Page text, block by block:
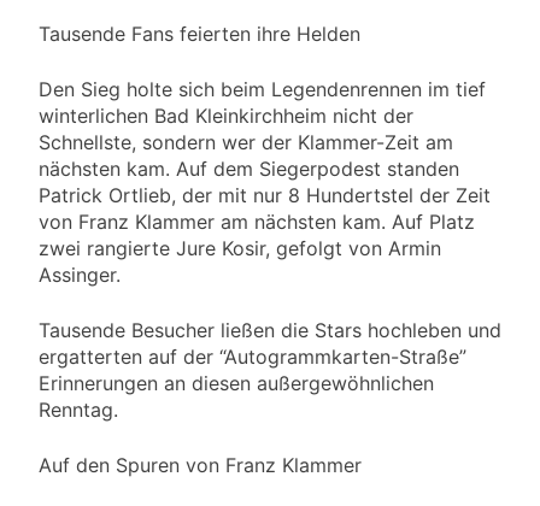
Tausende Fans feierten ihre Helden
Den Sieg holte sich beim Legendenrennen im tief
winterlichen Bad Kleinkirchheim nicht der
Schnellste, sondern wer der Klammer-Zeit am
nächsten kam. Auf dem Siegerpodest standen
Patrick Ortlieb, der mit nur 8 Hundertstel der Zeit
von Franz Klammer am nächsten kam. Auf Platz
zwei rangierte Jure Kosir, gefolgt von Armin
Assinger.
Tausende Besucher ließen die Stars hochleben und
ergatterten auf der “Autogrammkarten-Straße”
Erinnerungen an diesen außergewöhnlichen
Renntag.
Auf den Spuren von Franz Klammer